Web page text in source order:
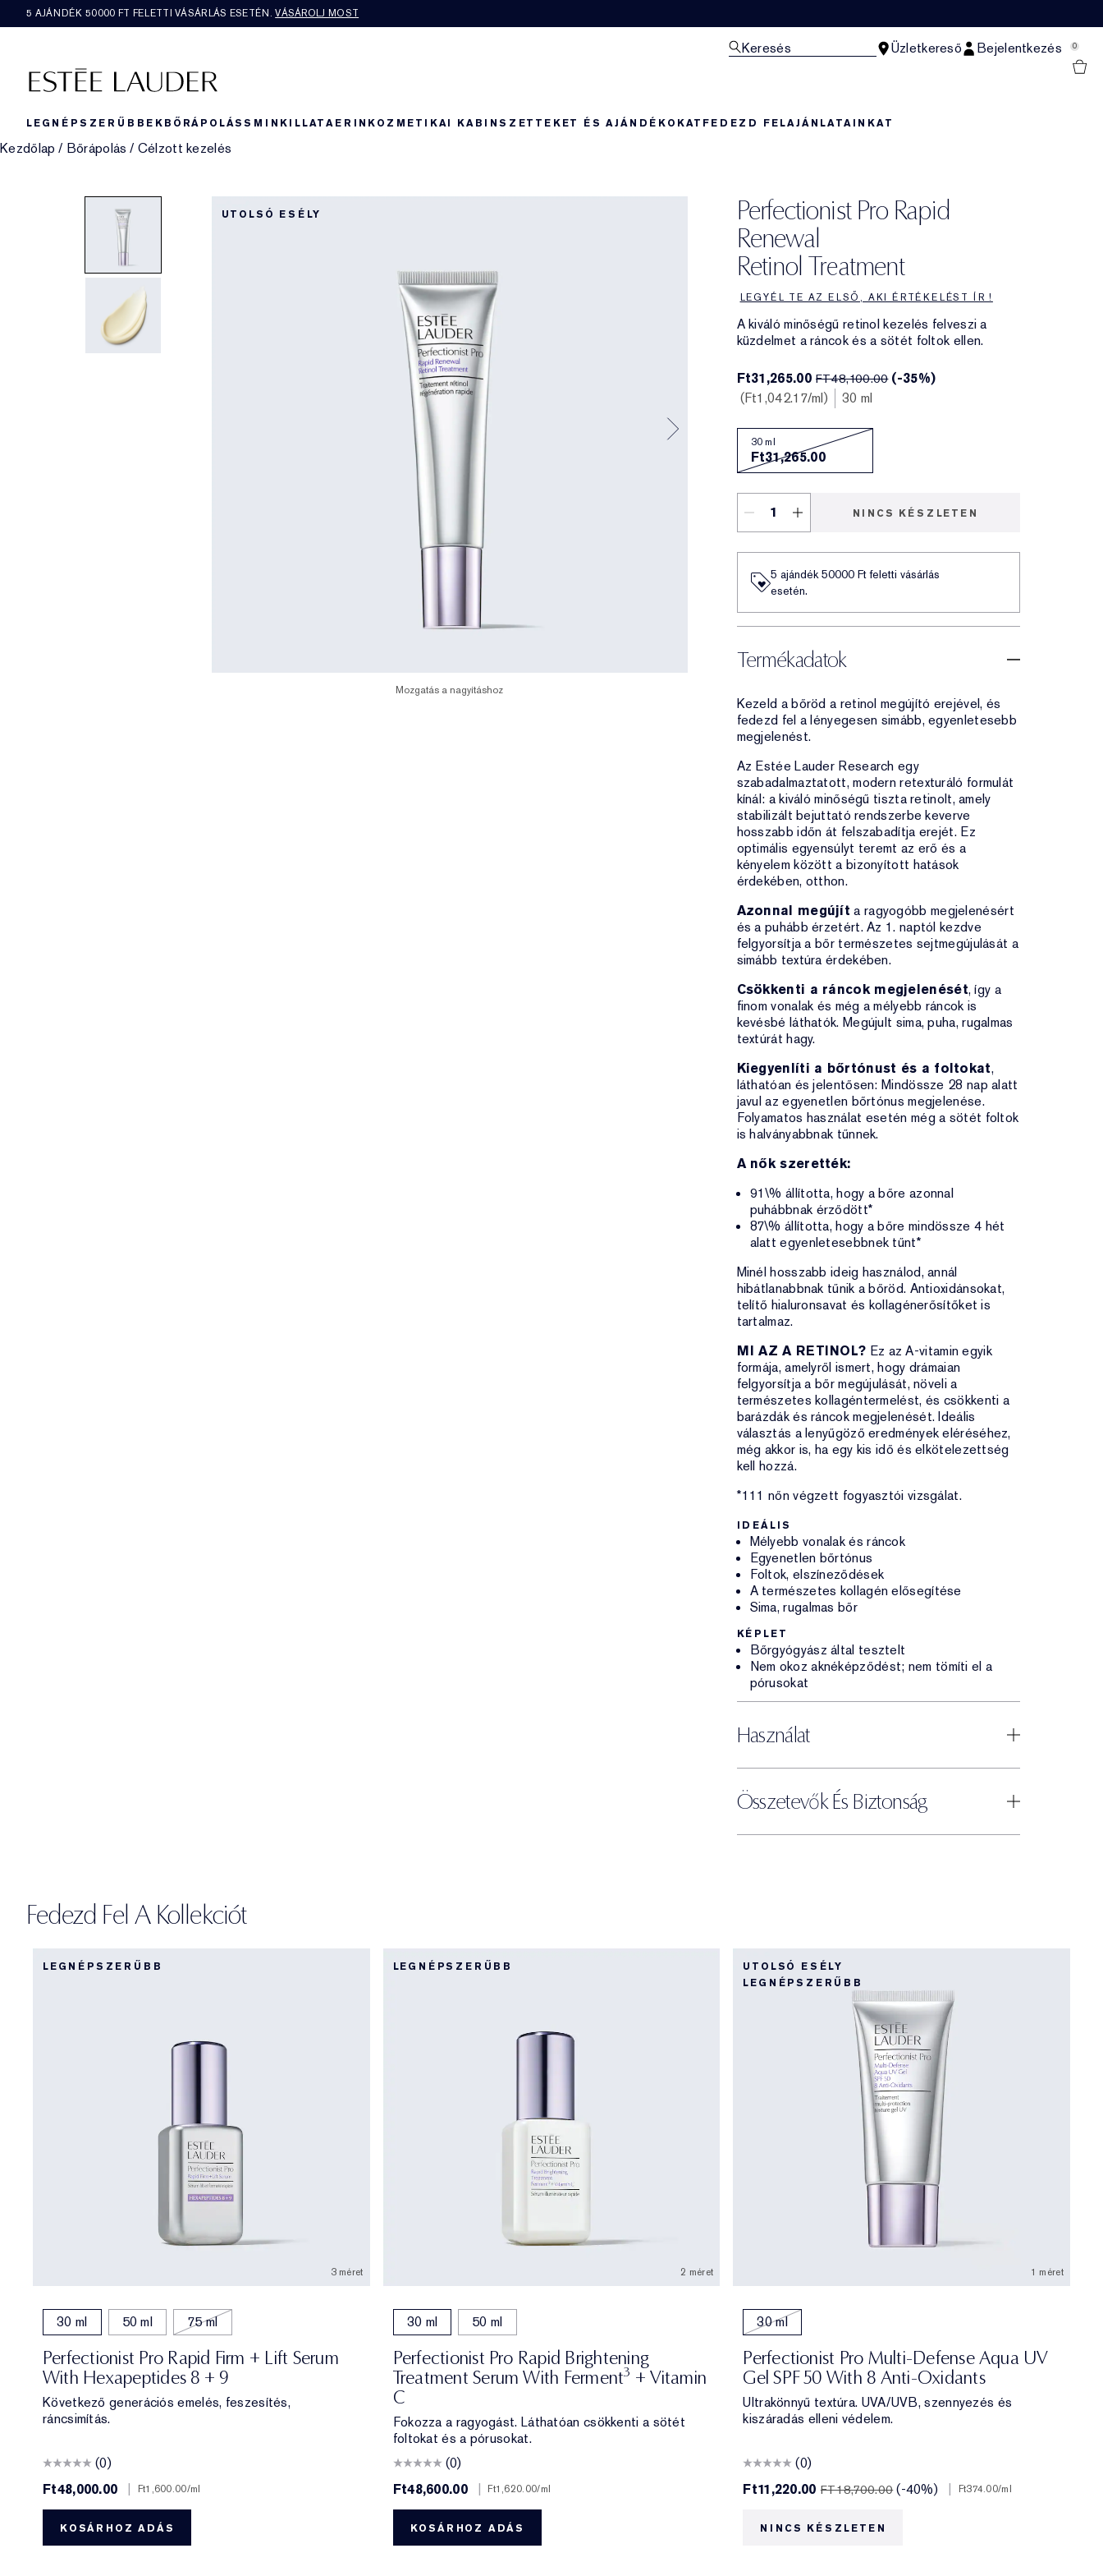
5 AJÁNDÉK 50000​ FT FELETTI VÁSÁRLÁS ESETÉN.VÁSÁROLJ MOST
Keresés Üzletkereső Bejelentkezés 0
LEGNÉPSZERŰBBEKBŐRÁPOLÁSSMINKILLATAERIN KOZMETIKAI KABINSZETTEKET ÉS AJÁNDÉKOKAT FEDEZD FELAJÁNLATAINKAT
Kezdőlap / Bőrápolás / Célzott kezelés
Perfectionist Pro Rapid
Renewal
Retinol Treatment
LEGYÉL TE AZ ELSŐ, AKI ÉRTÉKELÉST ÍR !
A kiváló minőségű retinol kezelés felveszi a
küzdelmet a ráncok és a sötét foltok ellen.
UTOLSÓ ESÉLY
Mozgatás a nagyításhoz
Ft31,265.00FT48,100.00 (-35%)
Ft1,042.17/ml 30 ml
30 ml
Ft31,265.00
NINCS KÉSZLETEN
5 ajándék 50000​ Ft feletti vásárlás
esetén.
Termékadatok
Kezeld a bőröd a retinol megújító erejével, és
fedezd fel a lényegesen simább, egyenletesebb
megjelenést.
Az Estée Lauder Research egy
szabadalmaztatott, modern retexturáló formulát
kínál: a kiváló minőségű tiszta retinolt, amely
stabilizált bejuttató rendszerbe keverve
hosszabb időn át felszabadítja erejét. Ez
optimális egyensúlyt teremt az erő és a
kényelem között a bizonyított hatások
érdekében, otthon.
Azonnal megújít a ragyogóbb megjelenésért
és a puhább érzetért. Az 1. naptól kezdve
felgyorsítja a bőr természetes sejtmegújulását a
simább textúra érdekében.
Csökkenti a ráncok megjelenését, így a
finom vonalak és még a mélyebb ráncok is
kevésbé láthatók. Megújult sima, puha, rugalmas
textúrát hagy.
Kiegyenlíti a bőrtónust és a foltokat,
láthatóan és jelentősen: Mindössze 28 nap alatt
javul az egyenetlen bőrtónus megjelenése.
Folyamatos használat esetén még a sötét foltok
is halványabbnak tűnnek.
A nők szerették:
91\% állította, hogy a bőre azonnal
puhábbnak érződött*
87\% állította, hogy a bőre mindössze 4 hét
alatt egyenletesebbnek tűnt*
Minél hosszabb ideig használod, annál
hibátlanabbnak tűnik a bőröd. Antioxidánsokat,
telítő hialuronsavat és kollagénerősítőket is
tartalmaz.
MI AZ A RETINOL? Ez az A-vitamin egyik
formája, amelyről ismert, hogy drámaian
felgyorsítja a bőr megújulását, növeli a
természetes kollagéntermelést, és csökkenti a
barázdák és ráncok megjelenését. Ideális
választás a lenyűgöző eredmények eléréséhez,
még akkor is, ha egy kis idő és elkötelezettség
kell hozzá.
*111 nőn végzett fogyasztói vizsgálat.
IDEÁLIS
Mélyebb vonalak és ráncok
Egyenetlen bőrtónus
Foltok, elszíneződések
A természetes kollagén elősegítése
Sima, rugalmas bőr
KÉPLET
Bőrgyógyász által tesztelt
Nem okoz aknéképződést; nem tömíti el a
pórusokat
Használat
Összetevők És Biztonság
Fedezd Fel A Kollekciót
LEGNÉPSZERŰBB
3 méret
30 ml 50 ml 75 ml
Perfectionist Pro Rapid Firm + Lift Serum
With Hexapeptides 8 + 9
Következő generációs emelés, feszesítés,
ráncsimítás.
(0)
Ft48,000.00
| Ft1,600.00/ml
KOSÁRHOZ ADÁS
LEGNÉPSZERŰBB
2 méret
30 ml 50 ml
Perfectionist Pro Rapid Brightening
Treatment Serum With Ferment3 + Vitamin
C
Fokozza a ragyogást. Láthatóan csökkenti a sötét
foltokat és a pórusokat.
(0)
Ft48,600.00
| Ft1,620.00/ml
KOSÁRHOZ ADÁS
UTOLSÓ ESÉLY
LEGNÉPSZERŰBB
1 méret
30 ml
Perfectionist Pro Multi-Defense Aqua UV
Gel SPF 50 With 8 Anti-Oxidants
Ultrakönnyű textúra. UVA/UVB, szennyezés és
kiszáradás elleni védelem.
(0)
Ft11,220.00 FT18,700.00 (-40%) | Ft374.00/ml
NINCS KÉSZLETEN